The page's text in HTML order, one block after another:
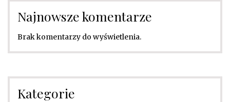
Najnowsze komentarze
Brak komentarzy do wyświetlenia.
Kategorie